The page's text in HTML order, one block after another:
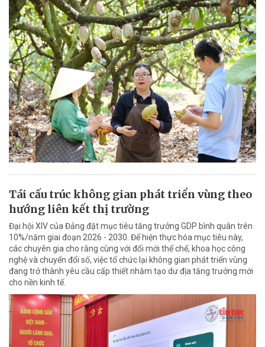
Tái cấu trúc không gian phát triển vùng theo
hướng liên kết thị trường
Đại hội XIV của Đảng đặt mục tiêu tăng trưởng GDP bình quân trên
10%/năm giai đoạn 2026 - 2030. Để hiện thực hóa mục tiêu này,
các chuyên gia cho rằng cùng với đổi mới thể chế, khoa học công
nghệ và chuyển đổi số, việc tổ chức lại không gian phát triển vùng
đang trở thành yêu cầu cấp thiết nhằm tạo dư địa tăng trưởng mới
cho nền kinh tế.